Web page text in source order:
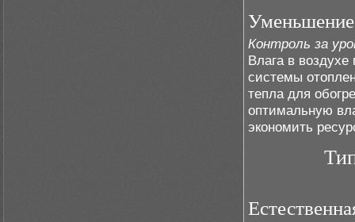
Уменьшение
Контроль за
Влага в
системы
тепла для
оптимальную
экономить